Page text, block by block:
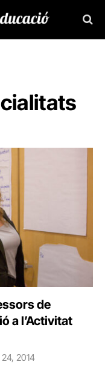
de
a l’Activitat
2014